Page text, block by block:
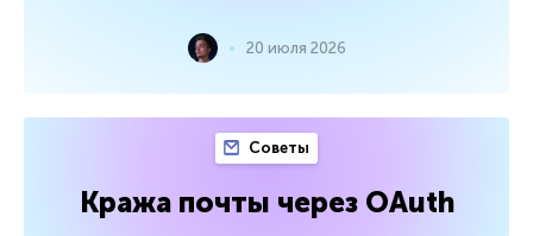
20 июля 2026
Советы
Кража почты через OAuth